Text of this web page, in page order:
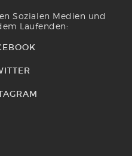
Sozialen Medien und
Laufenden: